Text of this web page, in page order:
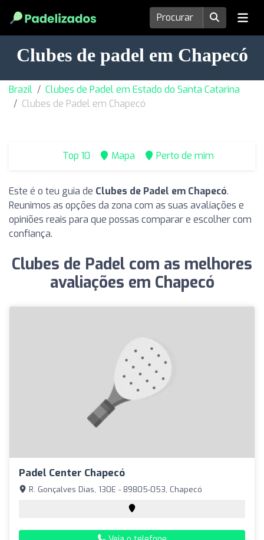
Clubes de padel em Chapecó
Brazil
Clubes de Padel em Estado do Santa Catarina
Clubes de Padel em Chapecó
Top 10 Mapa Perto de mim
Este é o teu guia de Clubes de Padel em Chapecó.
Reunimos as opções da zona com as suas avaliações e
opiniões reais para que possas comparar e escolher com
confiança.
Clubes de Padel com as melhores
avaliações em Chapecó
Padel Center Chapecó
R. Gonçalves Dias, 130E - 89805-053, Chapecó